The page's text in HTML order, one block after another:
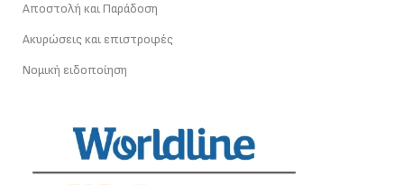
Αποστολή και Παράδοση
Ακυρώσεις και επιστροφές
Νομική ειδοποίηση